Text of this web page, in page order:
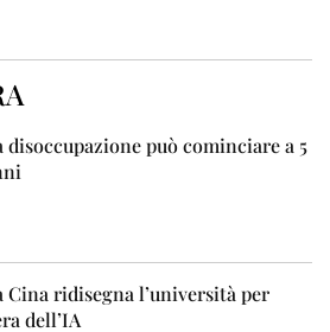
disoccupazione può cominciare a 5
Cina ridisegna l’università per
dell’IA